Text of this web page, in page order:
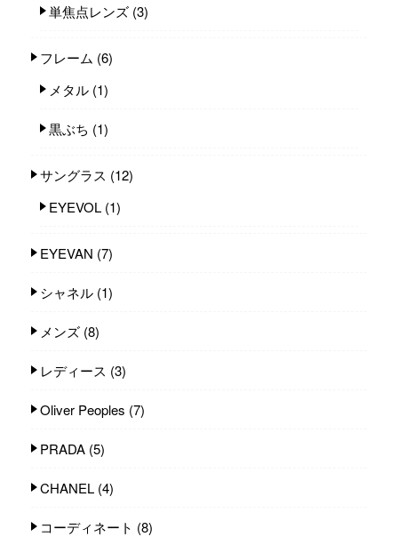
単焦点レンズ (3)
フレーム (6)
メタル (1)
黒ぶち (1)
サングラス (12)
EYEVOL (1)
EYEVAN (7)
シャネル (1)
メンズ (8)
レディース (3)
Oliver Peoples (7)
PRADA (5)
CHANEL (4)
コーディネート (8)